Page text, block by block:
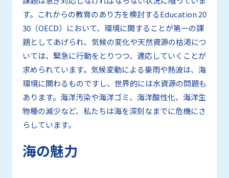
す。これからの教育のあり方を検討するEducation 20
30（OECD） において、環境に関することが第一の課
題としてあげられ、気候の変化や天然資源の枯渇につ
いては、緊急に行動をとりつつ、適応していくことが
求められています。気候変動による豪雨や熱波は、海
環境に関わるものですし、世界的には水資源の問題も
あります。海洋汚染や海洋ゴミ、海洋酸性化、海洋生
物種の減少など、私たちは海を深刻なまでに危機にさ
らしています。
海の魅力